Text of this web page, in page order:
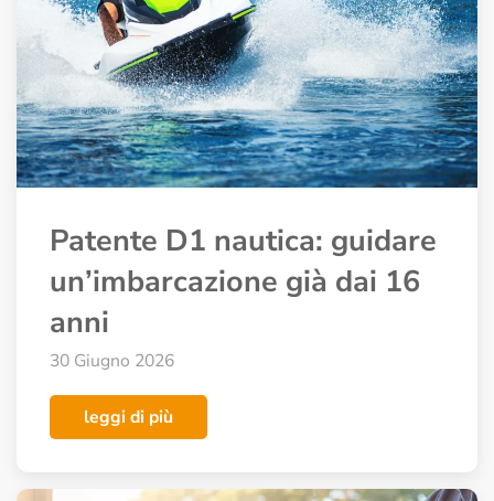
Patente D1 nautica: guidare
un’imbarcazione già dai 16
anni
30 Giugno 2026
leggi di più